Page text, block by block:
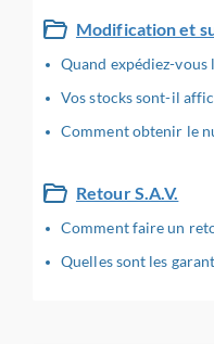
Modification et
Quand expédiez-vous
Vos stocks sont-il
Comment obtenir le
Retour S.A.V.
Comment faire un
Quelles sont les